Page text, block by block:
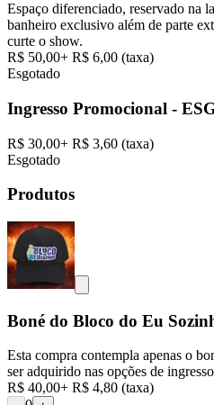
Espaço diferenciado, reservado na
banheiro exclusivo além de parte
curte o show.
R$ 50,00+ R$ 6,00 (taxa)
Esgotado
Ingresso Promocional -
R$ 30,00+ R$ 3,60 (taxa)
Esgotado
Produtos
Boné do Bloco do Eu
Esta compra contempla apenas o
ser adquirido nas opções de
R$ 40,00+ R$ 4,80 (taxa)